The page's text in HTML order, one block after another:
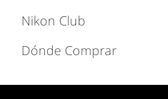
Nikon Club
Dónde Comprar